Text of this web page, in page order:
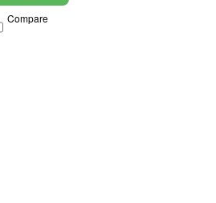
Compare